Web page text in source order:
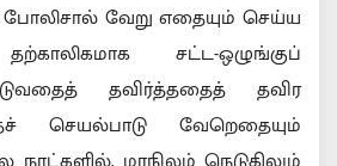
போலிசால் வேறு எதையும் செய்ய
சட்ட-ஒழுங்குப்
தவிர்த்ததைத் தவிர
செயல்பாடு வேறெதையும்